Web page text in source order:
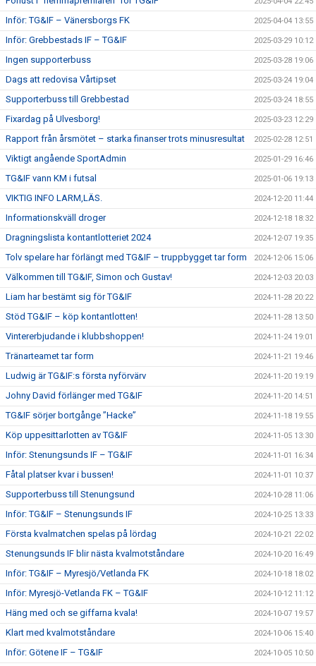
Inför: TG&IF – Vänersborgs FK 2025-04-04 13:55
Inför: Grebbestads IF – TG&IF 2025-03-29 10:12
Ingen supporterbuss 2025-03-28 19:06
Dags att redovisa Vårtipset 2025-03-24 19:04
Supporterbuss till Grebbestad 2025-03-24 18:55
Fixardag på Ulvesborg! 2025-03-23 12:29
Rapport från årsmötet – starka finanser trots minusresultat 2025-02-28 12:51
Viktigt angående SportAdmin 2025-01-29 16:46
TG&IF vann KM i futsal 2025-01-06 19:13
VIKTIG INFO LARM,LÄS. 2024-12-20 11:44
Informationskväll droger 2024-12-18 18:32
Dragningslista kontantlotteriet 2024 2024-12-07 19:35
Tolv spelare har förlängt med TG&IF – truppbygget tar form 2024-12-06 15:06
Välkommen till TG&IF, Simon och Gustav! 2024-12-03 20:03
Liam har bestämt sig för TG&IF 2024-11-28 20:22
Stöd TG&IF – köp kontantlotten! 2024-11-28 13:50
Vintererbjudande i klubbshoppen! 2024-11-24 19:01
Tränarteamet tar form 2024-11-21 19:46
Ludwig är TG&IF:s första nyförvärv 2024-11-20 19:19
Johny David förlänger med TG&IF 2024-11-20 14:51
TG&IF sörjer bortgånge ”Hacke” 2024-11-18 19:55
Köp uppesittarlotten av TG&IF 2024-11-05 13:30
Inför: Stenungsunds IF – TG&IF 2024-11-01 16:34
Fåtal platser kvar i bussen! 2024-11-01 10:37
Supporterbuss till Stenungsund 2024-10-28 11:06
Inför: TG&IF – Stenungsunds IF 2024-10-25 13:33
Första kvalmatchen spelas på lördag 2024-10-21 22:02
Stenungsunds IF blir nästa kvalmotståndare 2024-10-20 16:49
Inför: TG&IF – Myresjö/Vetlanda FK 2024-10-18 18:02
Inför: Myresjö-Vetlanda FK – TG&IF 2024-10-12 11:12
Häng med och se giffarna kvala! 2024-10-07 19:57
Klart med kvalmotståndare 2024-10-06 15:40
Inför: Götene IF – TG&IF 2024-10-05 10:50